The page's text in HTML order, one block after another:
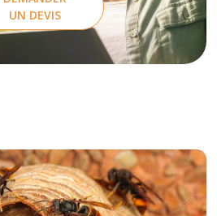
UN DEVIS